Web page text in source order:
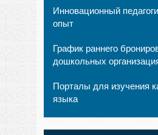
Инновационный
опыт
График раннего
дошкольных
Порталы для изучения
языка